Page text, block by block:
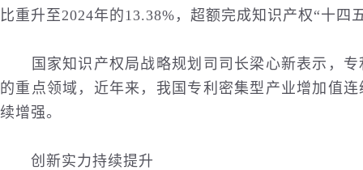
比重升至2024年的13.38%，超额完成知识产权“十四
国家知识产权局战略规划司司长梁心新表示，专
的重点领域，近年来，我国专利密集型产业增加值
续增强。
创新实力持续提升